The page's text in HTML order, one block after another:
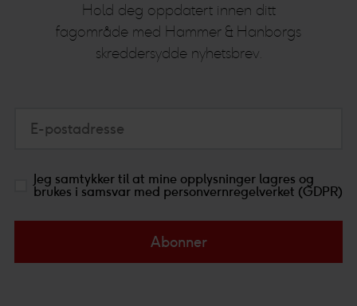
Hold deg oppdatert innen ditt
fagområde med Hammer & Hanborgs
skreddersydde nyhetsbrev.
E-postadresse
Jeg samtykker til at mine opplysninger lagres og
brukes i samsvar med personvernregelverket (GDPR)
Abonner